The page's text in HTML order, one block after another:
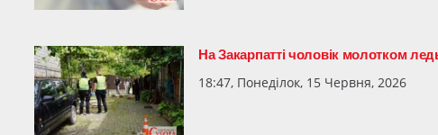
На Закарпатті чоловік молотком
18:47, Понеділок, 15 Червня, 2026